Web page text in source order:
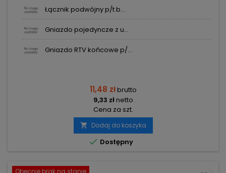
Łącznik podwójny p/t b...
Gniazdo pojedyncze z u...
Gniazdo RTV końcowe p/...
11,48 złbrutto
9,33 złnetto
Cena za szt.
 Dodaj do koszyka
 Dostępny